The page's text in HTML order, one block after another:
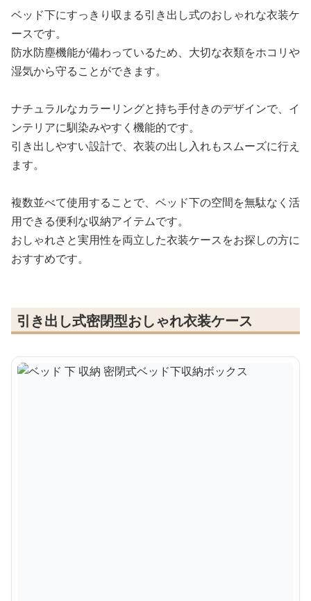
ベッド下にすっきり収まる引き出し式のおしゃれな衣装ケ
ースです。
防水防塵機能が備わっているため、大切な衣類をホコリや
湿気から守ることができます。
ナチュラルなカラーリングと持ち手付きのデザインで、イ
ンテリアに馴染みやすく機能的です。
引き出しやすい設計で、衣装の出し入れもスムーズに行え
ます。
複数並べて使用することで、ベッド下の空間を無駄なく活
用できる便利な収納アイテムです。
おしゃれさと実用性を両立した衣装ケースをお探しの方に
おすすめです。
引き出し式密閉型おしゃれ衣装ケース